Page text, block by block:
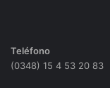
Teléfono
(0348) 15 4 53 20 83